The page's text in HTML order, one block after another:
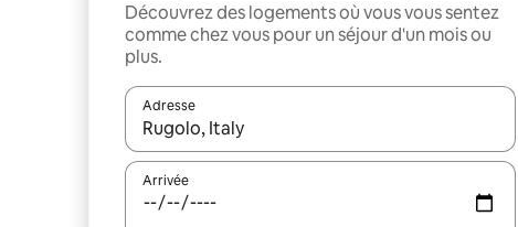
Découvrez des logements où vous vous sentez
comme chez vous pour un séjour d'un mois ou
plus.
Adresse
Lorsque les résultats s'affichent, utilisez les flèches
Arrivée